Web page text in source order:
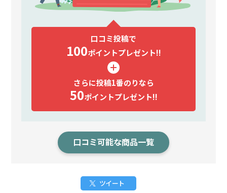
口コミ投稿で
100ポイントプレゼント!!
さらに投稿1番のりなら
50ポイントプレゼント!!
口コミ可能な商品一覧
ツイート